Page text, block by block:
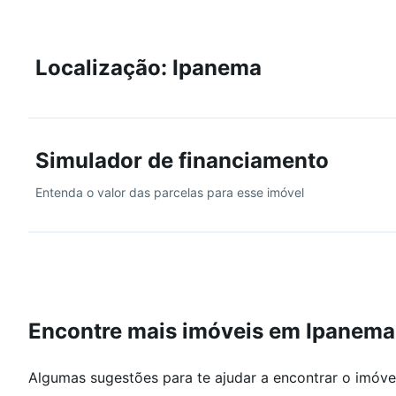
condicionado via Alexa, com dispositivos
aluguel de temporada. Toda a documentação está
Localização: Ipanema
Simulador de financiamento
Entenda o valor das parcelas para esse imóvel
Encontre mais imóveis em Ipanema
Algumas sugestões para te ajudar a encontrar o